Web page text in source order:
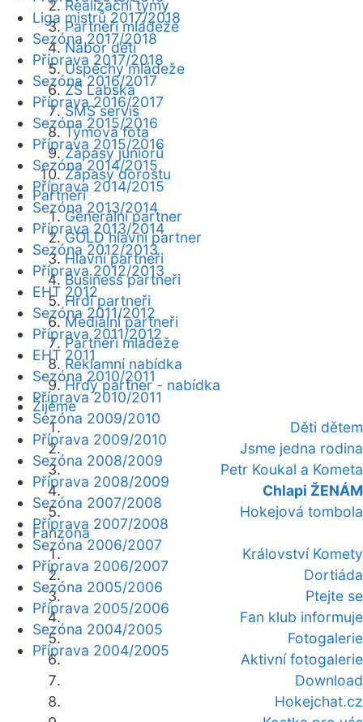
Realizační týmy
Partneři mládeže
Nábor dětí
Úspěchy mládeže
ZŠ Labská
SMS servis
Týmová fota
Zápasy juniorů
Zápasy dorostu
Partneři
Generální partner
GOLD hlavní partner
Hlavní partneři
Business partneři
Hrdí partneři
Mediální partneři
Partneři mládeže
Reklamní nabídka
Hrdý partner - nabídka
Žijeme
Děti dětem
Jsme jedna rodina
Petr Koukal a Kometa
Chlapi ŽENÁM
Hokejová tombola
Fanzóna
Království Komety
Dortiáda
Ptejte se
Fan klub informuje
Fotogalerie
Aktivní fotogalerie
Download
Hokejchat.cz
Liga mistrů 2017/2018
Sezóna 2017/2018
Příprava 2017/2018
Sezóna 2016/2017
Příprava 2016/2017
Sezóna 2015/2016
Příprava 2015/2016
Sezóna 2014/2015
Příprava 2014/2015
Sezóna 2013/2014
Příprava 2013/2014
Sezóna 2012/2013
Příprava 2012/2013
EHT 2012
Sezóna 2011/2012
Příprava 2011/2012
EHT 2011
Sezóna 2010/2011
Příprava 2010/2011
Sezóna 2009/2010
Příprava 2009/2010
Sezóna 2008/2009
Příprava 2008/2009
Sezóna 2007/2008
Příprava 2007/2008
Sezóna 2006/2007
Příprava 2006/2007
Sezóna 2005/2006
Příprava 2005/2006
Sezóna 2004/2005
Příprava 2004/2005